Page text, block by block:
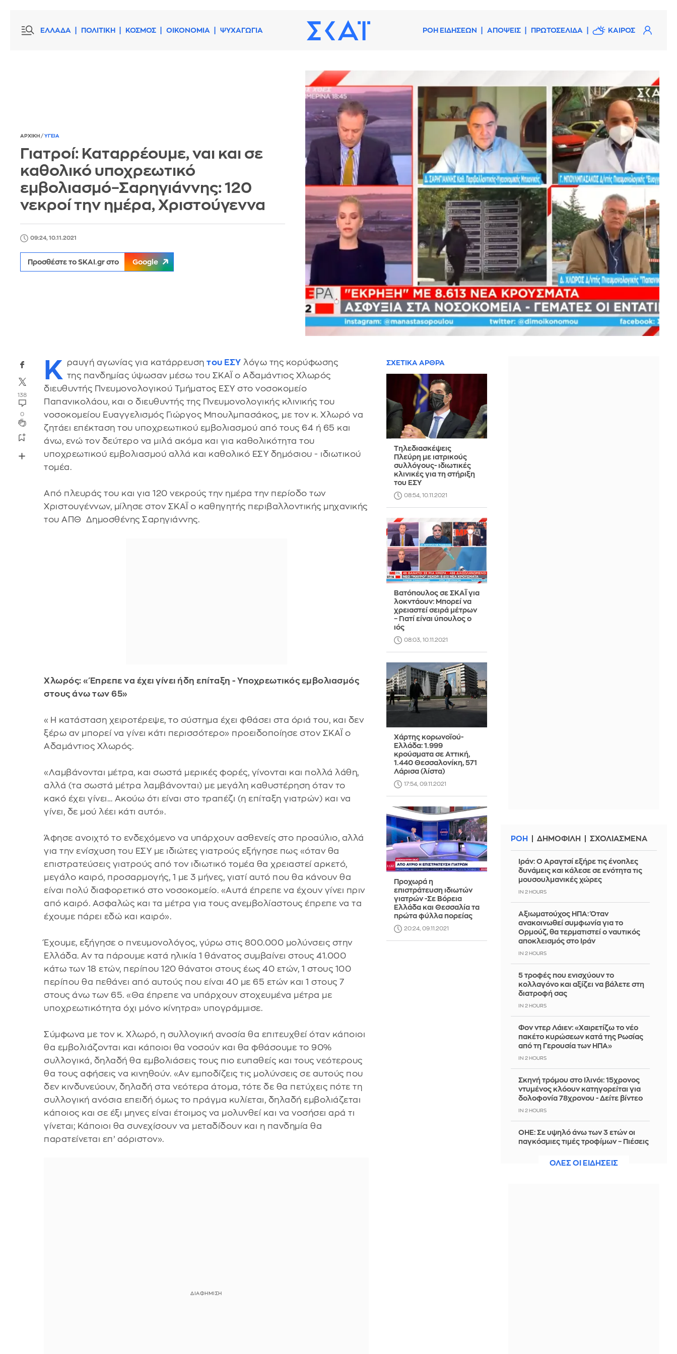
ΕΛΛΑΔΑ ΠΟΛΙΤΙΚΗ ΚΟΣΜΟΣ ΟΙΚΟΝΟΜΙΑ ΨΥΧΑΓΩΓΙΑ ΡΟΗ ΕΙΔΗΣΕΩΝ ΑΠΟΨΕΙΣ ΠΡΩΤΟΣΕΛΙΔΑ ΚΑΙΡΟΣ
ΑΡΧΙΚΗ / ΥΓΕΙΑ
Γιατροί: Καταρρέουμε, ναι και σε
καθολικό υποχρεωτικό
εμβολιασμό–Σαρηγιάννης: 120
νεκροί την ημέρα, Χριστούγεννα
09:24, 10.11.2021
Προσθέστε το SKAI.gr στο Google
138
0
Κ ραυγή αγωνίας για κατάρρευσητου ΕΣΥ λόγω της κορύφωσης
της πανδημίας ύψωσαν μέσω του ΣΚΑΪ ο Αδαμάντιος Χλωρός
διευθυντής Πνευμονολογικού Τμήματος ΕΣΥ στο νοσοκομείο
Παπανικολάου, και ο διευθυντής της Πνευμονολογικής κλινικής του
νοσοκομείου Ευαγγελισμός Γιώργος Μπουλμπασάκος, με τον κ. Χλωρό να
ζητάει επέκταση του υποχρεωτικού εμβολιασμού από τους 64 ή 65 και
άνω, ενώ τον δεύτερο να μιλά ακόμα και για καθολικότητα του
υποχρεωτικού εμβολιασμού αλλά και καθολικό ΕΣΥ δημόσιου - ιδιωτικού
τομέα.
Από πλευράς του και για 120 νεκρούς την ημέρα την περίοδο των
Χριστουγέννων, μίλησε στον ΣΚΑΪ ο καθηγητής περιβαλλοντικής μηχανικής
του ΑΠΘ Δημοσθένης Σαρηγιάννης.
Χλωρός: «Έπρεπε να έχει γίνει ήδη επίταξη - Υποχρεωτικός εμβολιασμός
στους άνω των 65»
«Η κατάσταση χειροτέρεψε, το σύστημα έχει φθάσει στα όριά του, και δεν
ξέρω αν μπορεί να γίνει κάτι περισσότερο» προειδοποίησε στον ΣΚΑΪ ο
Αδαμάντιος Χλωρός.
«Λαμβάνονται μέτρα, και σωστά μερικές φορές, γίνονται και πολλά λάθη,
αλλά (τα σωστά μέτρα λαμβάνονται) με μεγάλη καθυστέρηση όταν το
κακό έχει γίνει… Ακούω ότι είναι στο τραπέζι (η επίταξη γιατρών) και να
γίνει, δε μού λέει κάτι αυτό».
Άφησε ανοιχτό το ενδεχόμενο να υπάρχουν ασθενείς στο προαύλιο, αλλά
για την ενίσχυση του ΕΣΥ με ιδιώτες γιατρούς εξήγησε πως «όταν θα
επιστρατεύσεις γιατρούς από τον ιδιωτικό τομέα θα χρειαστεί αρκετό,
μεγάλο καιρό, προσαρμογής, 1 με 3 μήνες, γιατί αυτό που θα κάνουν θα
είναι πολύ διαφορετικό στο νοσοκομείο. «Αυτά έπρεπε να έχουν γίνει πριν
από καιρό. Ασφαλώς και τα μέτρα για τους ανεμβολίαστους έπρεπε να τα
έχουμε πάρει εδώ και καιρό».
Έχουμε, εξήγησε ο πνευμονολόγος, γύρω στις 800.000 μολύνσεις στην
Ελλάδα. Αν τα πάρουμε κατά ηλικία 1 θάνατος συμβαίνει στους 41.000
κάτω των 18 ετών, περίπου 120 θάνατοι στους έως 40 ετών, 1 στους 100
περίπου θα πεθάνει από αυτούς που είναι 40 με 65 ετών και 1 στους 7
στους άνω των 65. «Θα έπρεπε να υπάρχουν στοχευμένα μέτρα με
υποχρεωτικότητα όχι μόνο κίνητρα» υπογράμμισε.
Σύμφωνα με τον κ. Χλωρό, η συλλογική ανοσία θα επιτευχθεί όταν κάποιοι
θα εμβολιάζονται και κάποιοι θα νοσούν και θα φθάσουμε το 90%
συλλογικά, δηλαδή θα εμβολιάσεις τους πιο ευπαθείς και τους νεότερους
θα τους αφήσεις να κινηθούν. «Αν εμποδίζεις τις μολύνσεις σε αυτούς που
δεν κινδυνεύουν, δηλαδή στα νεότερα άτομα, τότε δε θα πετύχεις πότε τη
συλλογική ανόσια επειδή όμως το πράγμα κυλίεται, δηλαδή εμβολιάζεται
κάποιος και σε έξι μηνες είναι έτοιμος να μολυνθεί και να νοσήσει αρά τι
γίνεται; Κάποιοι θα συνεχίσουν να μεταδίδουν και η πανδημία θα
παρατείνεται επ’ αόριστον».
ΣΧΕΤΙΚΑ ΑΡΘΡΑ
Τηλεδιασκέψεις
Πλεύρη με ιατρικούς
συλλόγους- ιδιωτικές
κλινικές για τη στήριξη
του ΕΣΥ
08:54, 10.11.2021
Βατόπουλος σε ΣΚΑΪ για
λοκντάουν: Μπορεί να
χρειαστεί σειρά μέτρων
– Γιατί είναι ύπουλος ο
ιός
08:03, 10.11.2021
Χάρτης κορωνοϊού-
Ελλάδα: 1.999
κρούσματα σε Αττική,
1.440 Θεσσαλονίκη, 571
Λάρισα (λίστα)
17:54, 09.11.2021
Προχωρά η
επιστράτευση ιδιωτών
γιατρών -Σε Βόρεια
Ελλάδα και Θεσσαλία τα
πρώτα φύλλα πορείας
20:24, 09.11.2021
ΡΟΗ ΔΗΜΟΦΙΛΗ ΣΧΟΛΙΑΣΜΕΝΑ
Ιράν: Ο Αραγτσί εξήρε τις ένοπλες
δυνάμεις και κάλεσε σε ενότητα τις
μουσουλμανικές χώρες
IN 2 HOURS
Αξιωματούχος ΗΠΑ: Όταν
ανακοινωθεί συμφωνία για το
Ορμούζ, θα τερματιστεί ο ναυτικός
αποκλεισμός στο Ιράν
IN 2 HOURS
5 τροφές που ενισχύουν το
κολλαγόνο και αξίζει να βάλετε στη
διατροφή σας
IN 2 HOURS
Φον ντερ Λάιεν: «Χαιρετίζω το νέο
πακέτο κυρώσεων κατά της Ρωσίας
από τη Γερουσία των ΗΠΑ»
IN 2 HOURS
Σκηνή τρόμου στο Ιλινόι: 15χρονος
ντυμένος κλόουν κατηγορείται για
δολοφονία 78χρονου - Δείτε βίντεο
IN 2 HOURS
ΟΗΕ: Σε υψηλό άνω των 3 ετών οι
παγκόσμιες τιμές τροφίμων – Πιέσεις
καιρικές συνθήκες
ΟΛΕΣ ΟΙ ΕΙΔΗΣΕΙΣ